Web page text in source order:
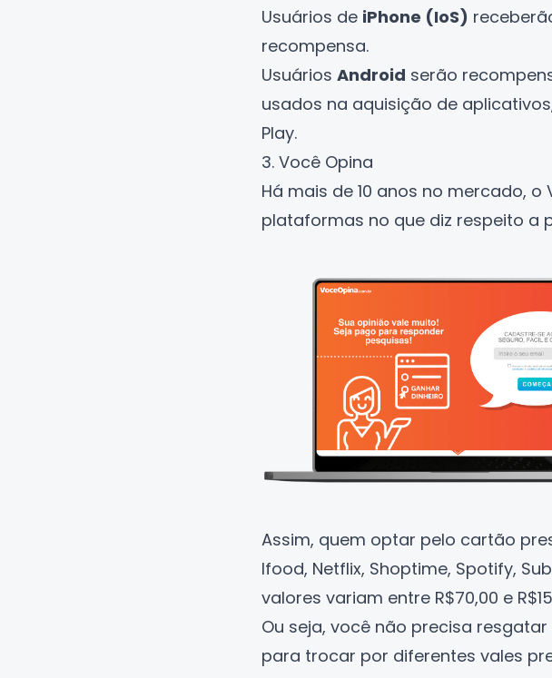
Usuários de iPhone (IoS)
recompensa.
Usuários Android serão
usados na aquisição de
Play.
3. Você Opina
Há mais de 10 anos no mercado, o
plataformas no que diz respeito a
Assim, quem optar pelo cartão
Ifood, Netflix, Shoptime, Spotify,
valores variam entre R$70,00 e
Ou seja, você não precisa
para trocar por diferentes vales